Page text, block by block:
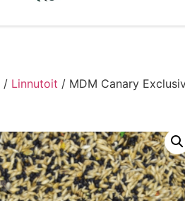
/ Linnutoit / MDM Canary